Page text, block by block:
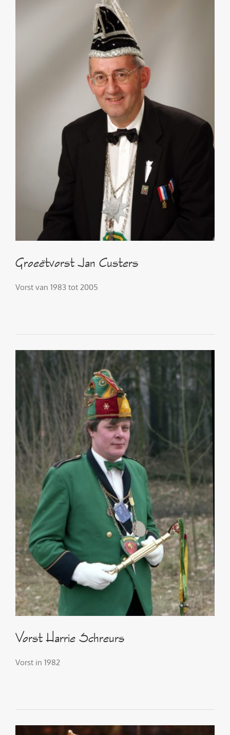
Groeëtvorst Jan Custers
Vorst van 1983 tot 2005
Vorst Harrie Schreurs
Vorst in 1982